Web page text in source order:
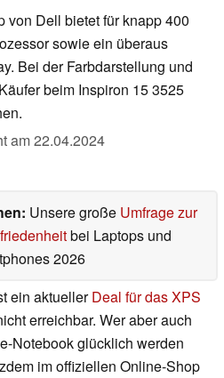
von Dell bietet für knapp 400
sowie ein überaus
Bei der Farbdarstellung und
beim Inspiron 15 3525
am22.04.2024
Unsere große Umfrage zur
bei Laptops und
2026
ein aktuellerDeal für das XPS
erreichbar. Wer aber auch
Notebook glücklich werden
im offiziellen Online-Shop